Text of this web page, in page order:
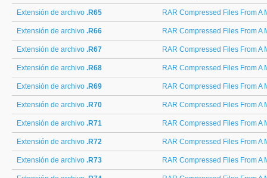
Extensión de archivo .R65 RAR Compressed Files From A
Extensión de archivo .R66 RAR Compressed Files From A
Extensión de archivo .R67 RAR Compressed Files From A
Extensión de archivo .R68 RAR Compressed Files From A
Extensión de archivo .R69 RAR Compressed Files From A
Extensión de archivo .R70 RAR Compressed Files From A
Extensión de archivo .R71 RAR Compressed Files From A
Extensión de archivo .R72 RAR Compressed Files From A
Extensión de archivo .R73 RAR Compressed Files From A